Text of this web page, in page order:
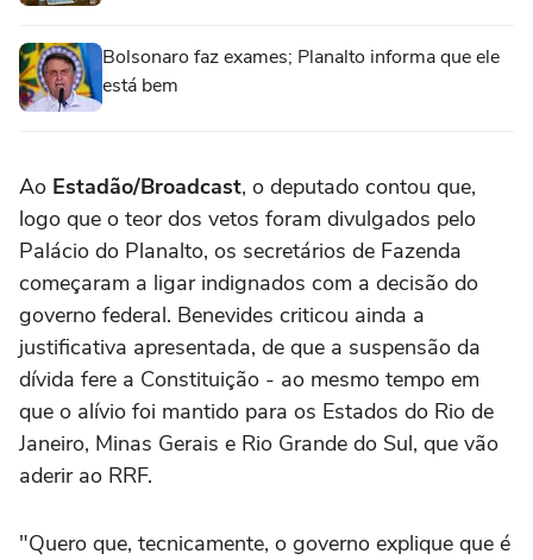
Bolsonaro faz exames; Planalto informa que ele
está bem
Ao Estadão/Broadcast, o deputado contou que,
logo que o teor dos vetos foram divulgados pelo
Palácio do Planalto, os secretários de Fazenda
começaram a ligar indignados com a decisão do
governo federal. Benevides criticou ainda a
justificativa apresentada, de que a suspensão da
dívida fere a Constituição - ao mesmo tempo em
que o alívio foi mantido para os Estados do Rio de
Janeiro, Minas Gerais e Rio Grande do Sul, que vão
aderir ao RRF.
"Quero que, tecnicamente, o governo explique que é